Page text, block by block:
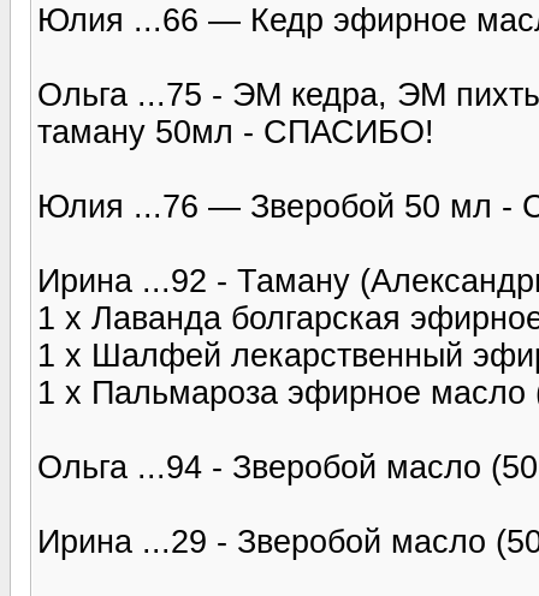
Юлия ...66 — Кедр эфирное
Ольга ...75 - ЭМ кедра, ЭМ
таману 50мл - СПАСИБО!
Юлия ...76 — Зверобой 50 мл
Ирина ...92 - Таману
1 x Лаванда болгарская
1 x Шалфей лекарственный
1 x Пальмароза эфирное
Ольга ...94 - Зверобой масло
Ирина ...29 - Зверобой масло